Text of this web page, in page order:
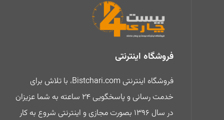
فروشگاه اینترنتی
فروشگاه اینترنتی Bistchari.com، با تلاش برای
خدمت رسانی و پاسخگویی 24 ساعته به شما عزیزان
در سال 1396 بصورت مجازی و اینترنتی شروع به کار